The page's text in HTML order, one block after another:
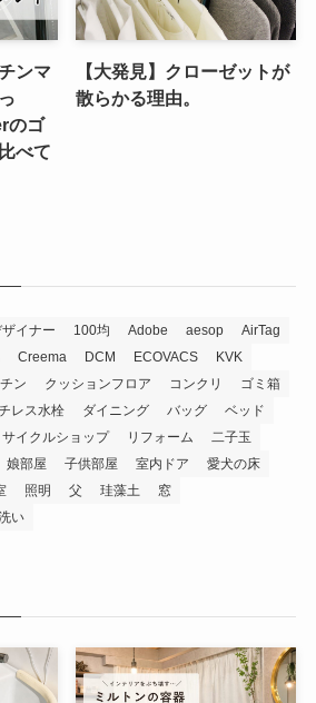
ンマ
のゴ
べて
【大発見】クローゼットが
散らかる理由。
イナー 100均 Adobe aesop
AirTag
Creema DCM ECOVACS
KVK
ン クッションフロア コンクリ
ゴミ箱
レス水栓 ダイニング バッグ
ベッド
サイクルショップ リフォーム
二子玉
娘部屋 子供部屋 室内ドア
愛犬の床
照明 父 珪藻土
窓
い